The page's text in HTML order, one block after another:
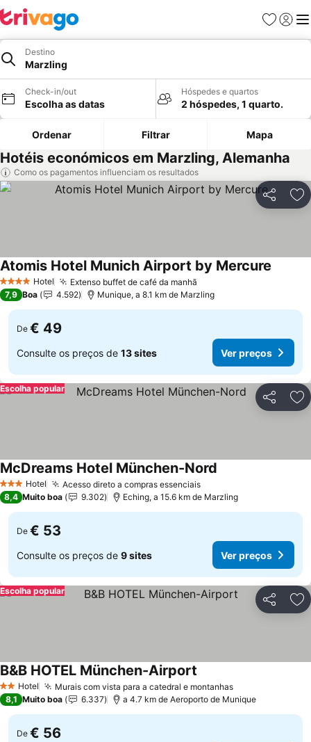
Favoritos
Iniciar
Destino
Marzling
Check-in/out
Escolha as datas
Hóspedes e quartos
2 hóspedes, 1 quarto.
Ordenar Filtrar Mapa
Hotéis económicos em Marzling, Alemanha
Como os pagamentos influenciam os resultados
Partilhar
4 EstrelasHotel Extenso buffet de café da manhã
Atomis Hotel Munich Airport by Mercure
7,9 Boa 4.592 Munique, a 8.1 km de Marzling
De € 49
Consulte os preços de 13 sites Ver preços
Partilhar
Escolha popular
3 EstrelasHotel Acesso direto a compras essenciaisVer preços
McDreams Hotel München-Nord
8,4 Muito boa 9.302 Eching, a 15.6 km de Marzling
De € 53
Consulte os preços de 9 sites Ver preços
Partilhar
Escolha popular
2 Estrelas
Hotel Murais com vista para a catedral e montanhasVer preços
B&B HOTEL München-Airport
8,1 Muito boa 6.337 a 4.7 km de Aeroporto de Munique
De € 56